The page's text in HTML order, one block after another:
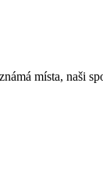
místa, naši